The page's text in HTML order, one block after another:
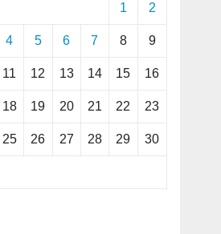
1 2
4 5 6 7 8 9
11 12 13 14 15 16
18 19 20 21 22 23
25 26 27 28 29 30